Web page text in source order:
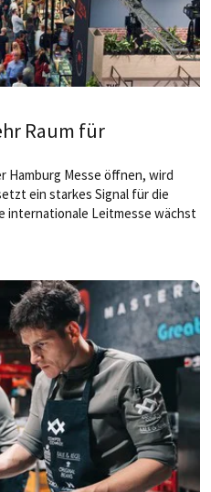
Raum für
Hamburg Messe öffnen, wird
ein starkes Signal für die
internationale Leitmesse wächst
allem in ihrer inhaltlichen Tiefe.
Branche im Wandel jetzt